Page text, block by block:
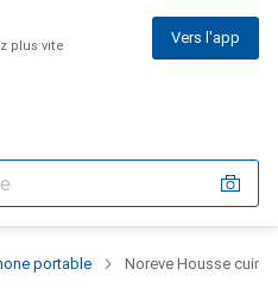
plus vite Vers l'app
portable Noreve Housse cuir